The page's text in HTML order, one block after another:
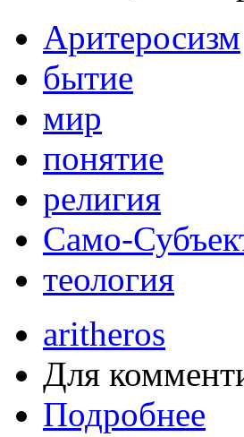
Аритеросизм
бытие
мир
понятие
религия
Само-
теология
aritheros
Для
Подробнее